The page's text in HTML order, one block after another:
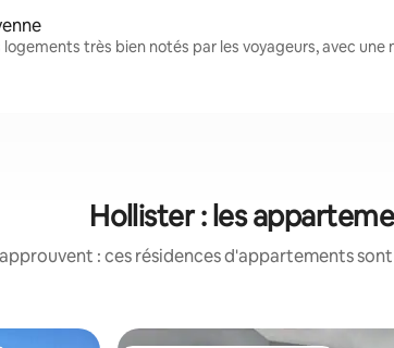
très bien notés par les voyageurs, avec une
Hollister : les
: ces résidences d'appartements